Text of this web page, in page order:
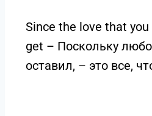
Since the love that
get – Поскольку
оставил, – это все,